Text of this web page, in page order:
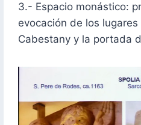
3.- Espacio monástico:
evocación de los
Cabestany y la portada